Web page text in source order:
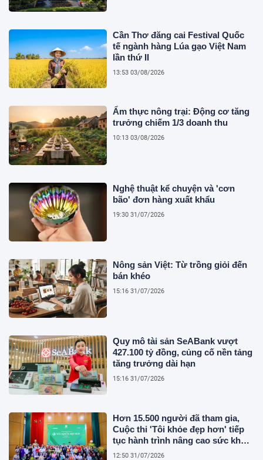
Cần Thơ đăng cai Festival Quốc
tế ngành hàng Lúa gạo Việt Nam
lần thứ II
13:53 03/08/2026
Ẩm thực nông trại: Động cơ tăng
trưởng chiếm 1/3 doanh thu
10:13 03/08/2026
Nghệ thuật kể chuyện và 'cơn
bão' đơn hàng xuất khẩu
19:30 31/07/2026
Nông sản Việt: Từ trồng giỏi đến
bán khéo
15:16 31/07/2026
Quy mô tài sản SeABank vượt
427.100 tỷ đồng, củng cố nền tảng
tăng trưởng dài hạn
15:16 31/07/2026
Hơn 15.500 người đã tham gia,
Cuộc thi 'Tôi khỏe đẹp hơn' tiếp
tục hành trình nâng cao sức khỏe
người Việt
12:50 31/07/2026